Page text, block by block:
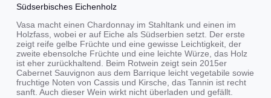
Südserbisches Eichenholz
Vasa macht einen Chardonnay im Stahltank und einen im
Holzfass, wobei er auf Eiche als Südserbien setzt. Der erste
zeigt reife gelbe Früchte und eine gewisse Leichtigkeit, der
zweite ebensolche Früchte und eine leichte Würze, das Holz
ist eher zurückhaltend. Beim Rotwein zeigt sein 2015er
Cabernet Sauvignon aus dem Barrique leicht vegetabile sowie
fruchtige Noten von Cassis und Kirsche, das Tannin ist recht
sanft. Auch dieser Wein wirkt nicht überladen und gefällt.